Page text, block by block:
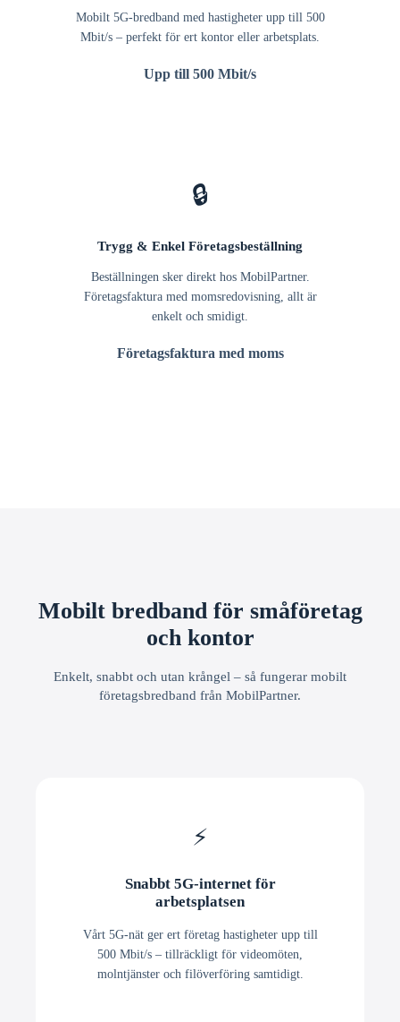
Mobilt 5G-bredband med hastigheter upp till 500
Mbit/s – perfekt för ert kontor eller arbetsplats.
Upp till 500 Mbit/s
🔒
Trygg & Enkel Företagsbeställning
Beställningen sker direkt hos MobilPartner.
Företagsfaktura med momsredovisning, allt är
enkelt och smidigt.
Företagsfaktura med moms
Mobilt bredband för småföretag
och kontor
Enkelt, snabbt och utan krångel – så fungerar mobilt
företagsbredband från MobilPartner.
⚡
Snabbt 5G-internet för
arbetsplatsen
Vårt 5G-nät ger ert företag hastigheter upp till
500 Mbit/s – tillräckligt för videomöten,
molntjänster och filöverföring samtidigt.